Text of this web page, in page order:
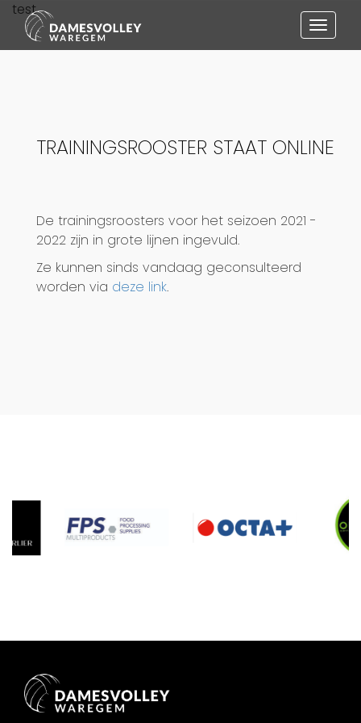
Toggle
test
TRAININGSROOSTER STAAT ONLINE
De trainingsroosters voor het seizoen 2021 -
2022 zijn in grote lijnen ingevuld.
Ze kunnen sinds vandaag geconsulteerd
worden via deze link.